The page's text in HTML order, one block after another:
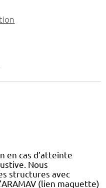
en cas d’atteinte
Nous
structures avec
(lien maquette)